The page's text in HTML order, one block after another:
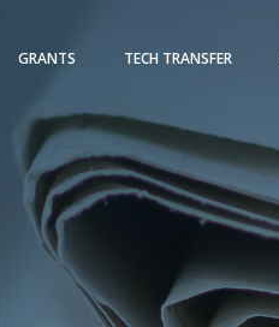
GRANTS TECH TRANSFER